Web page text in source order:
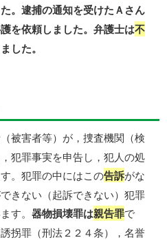
。逮捕の通知を受けたＡさん
を依頼しました。弁護士は不
した。
被害者等）が，捜査機関（検
犯罪事実を申告し，犯人の処
。犯罪の中にはこの告訴がな
きない（起訴できない）犯罪
す。器物損壊罪は親告罪で
拐罪（刑法２２４条），名誉